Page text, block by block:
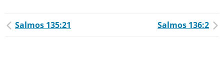
Salmos 135:21 Salmos 136:2